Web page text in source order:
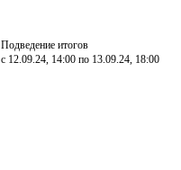
Подведение итогов
с 12.09.24, 14:00 по 13.09.24, 18:00